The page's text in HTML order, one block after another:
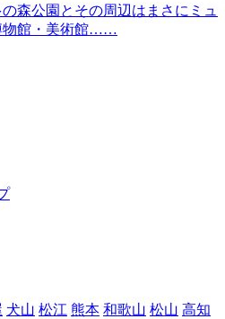
森公園とその周辺はまさにミュ
物館・美術館……
犬山 松江 熊本 和歌山 松山 高知